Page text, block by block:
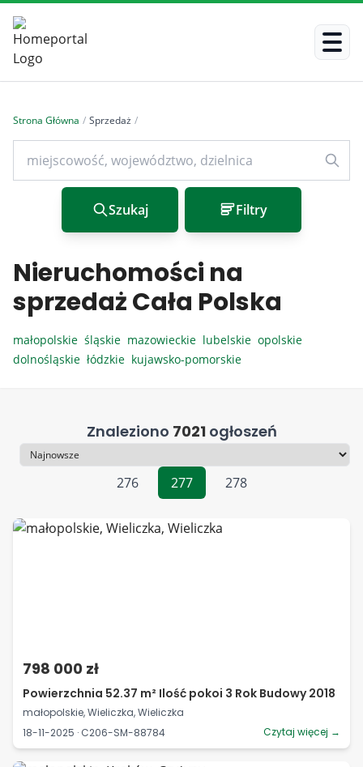
Strona Główna / Sprzedaż /
Szukaj Filtry
Nieruchomości na
sprzedaż Cała Polska
małopolskie śląskie mazowieckie lubelskie opolskie
dolnośląskie łódzkie kujawsko-pomorskie
Znaleziono 7021ogłoszeń
Sortowanie
276
277 278
798 000 zł
Powierzchnia 52.37 m² Ilość pokoi 3 Rok Budowy 2018
małopolskie, Wieliczka, Wieliczka
18-11-2025 · C206-SM-88784
Czytaj więcej →